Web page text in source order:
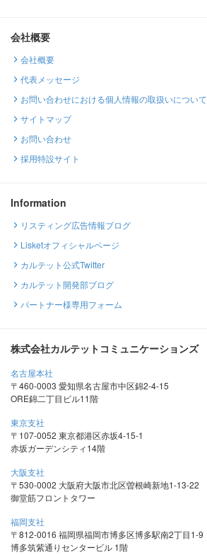
会社概要
会社概要
代表メッセージ
お問い合わせにおける個人情報の取扱いについて
サイトマップ
お問い合わせ
採用特設サイト
Information
リスティング広告情報ブログ
Lisketオフィシャルページ
カルテット公式Twitter
カルテット開発部ブログ
パートナー様専用フォーム
株式会社カルテットコミュニケーションズ
名古屋本社
〒460-0003 愛知県名古屋市中区錦2-4-15
ORE錦二丁目ビル11階
東京支社
〒107-0052 東京都港区赤坂4-15-1
赤坂ガーデンシティ14階
大阪支社
〒530-0002 大阪府大阪市北区曽根崎新地1-13-22
御堂筋フロントタワー
福岡支社
〒812-0016 福岡県福岡市博多区博多駅南2丁目1-9
博多筑紫通りセンタービル 1階